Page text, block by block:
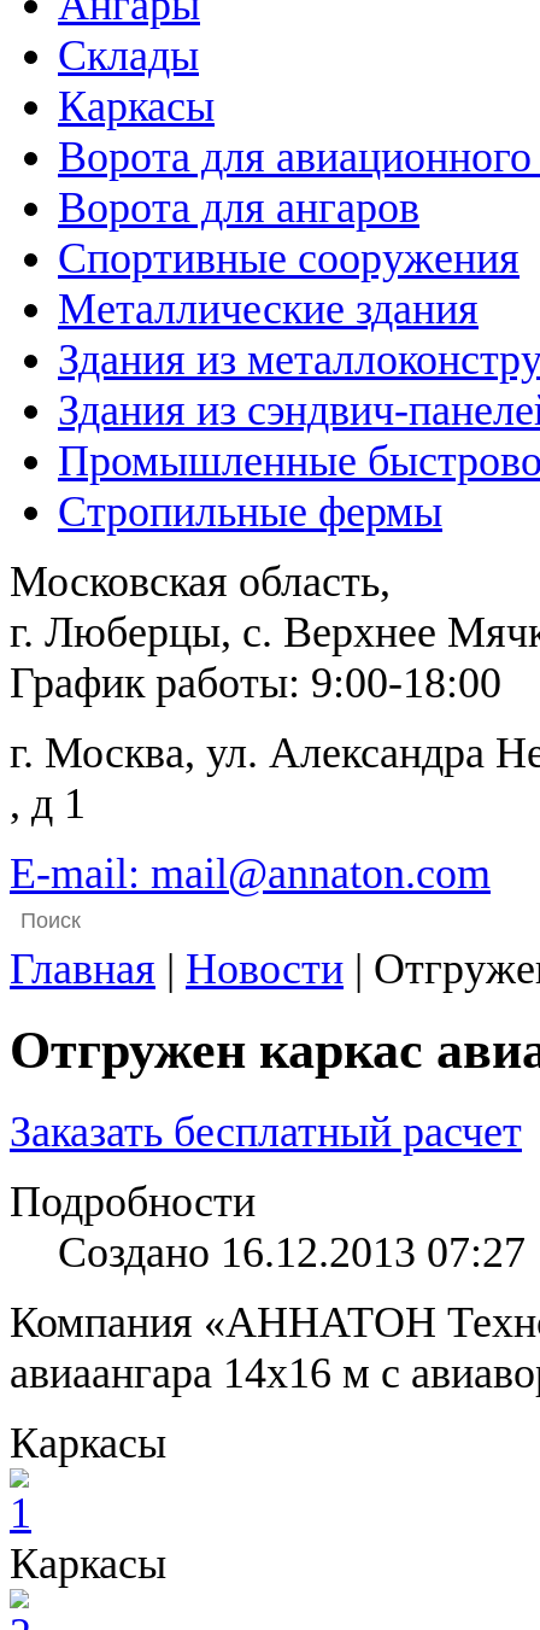
Склады
Каркасы
Ворота для авиационного
Ворота для ангаров
Спортивные сооружения
Металлические здания
Здания из
Здания из сэндвич-
Промышленные
Стропильные фермы
Московская область,
г. Люберцы, с. Верхнее
График работы: 9:00-18:00
г. Москва, ул. Александра
, д 1
E-mail: mail@annaton.com
Главная | Новости |
Отгружен каркас
Заказать бесплатный расчет
Подробности
Создано 16.12.2013 07:27
Компания «АННАТОН
авиаангара 14х16 м с
Каркасы
Каркасы